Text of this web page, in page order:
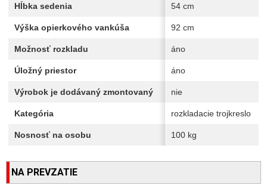
Hĺbka sedenia 54 cm
Výška opierkového vankúša 92 cm
Možnosť rozkladu áno
Úložný priestor áno
Výrobok je dodávaný zmontovaný nie
Kategória rozkladacie trojkreslo
Nosnosť na osobu 100 kg
NA PREVZATIE